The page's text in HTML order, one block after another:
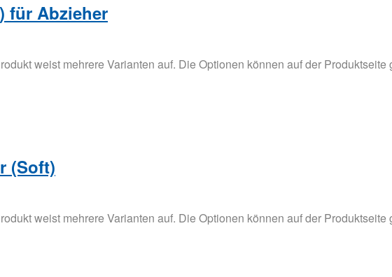
für Abzieher
weist mehrere Varianten auf. Die Optionen können auf der Produktseite
(Soft)
weist mehrere Varianten auf. Die Optionen können auf der Produktseite